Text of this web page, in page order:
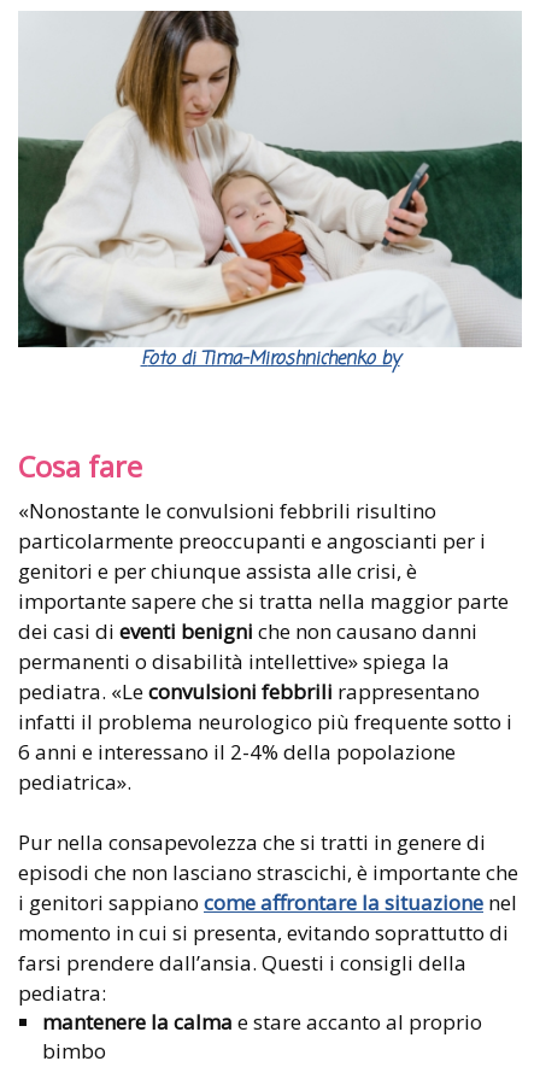
Foto di Tima-Miroshnichenko by
Cosa fare
«Nonostante le convulsioni febbrili risultino
particolarmente preoccupanti e angoscianti per i
genitori e per chiunque assista alle crisi, è
importante sapere che si tratta nella maggior parte
dei casi di eventi benigni che non causano danni
permanenti o disabilità intellettive» spiega la
pediatra. «Leconvulsioni febbrili rappresentano
infatti il problema neurologico più frequente sotto i
6 anni e interessano il 2-4% della popolazione
pediatrica».
Pur nella consapevolezza che si tratti in genere di
episodi che non lasciano strascichi, è importante che
i genitori sappiano come affrontare la situazione nel
momento in cui si presenta, evitando soprattutto di
farsi prendere dall’ansia. Questi i consigli della
pediatra:
mantenere la calma e stare accanto al proprio
bimbo